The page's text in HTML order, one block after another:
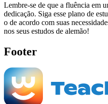
Lembre-se de que a fluência em
dedicação. Siga esse plano de
o de acordo com suas
nos seus estudos de alemão!
Footer